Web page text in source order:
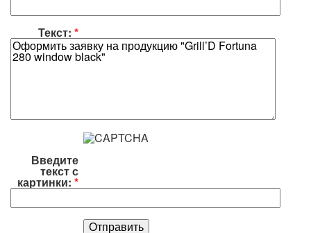
Текст: *
Введите
текст с
картинки: *